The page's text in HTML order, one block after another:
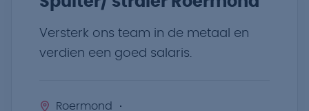
Versterk ons team in de metaal en
verdien een goed salaris.
Roermond